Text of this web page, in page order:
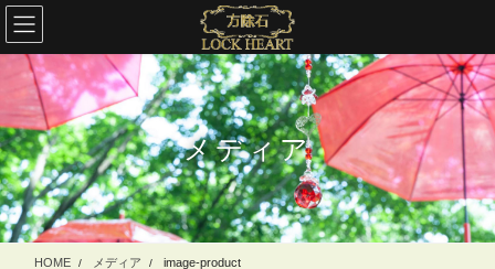
コ
ン
テ
に
移
動
ナ
ビ
ゲ
ョ
ン
に
移
動
メディア
HOME メディア image-product